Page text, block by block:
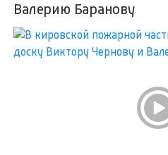
Валерию Баранову